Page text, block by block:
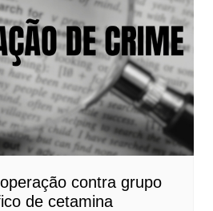
contra grupo
de cetamina